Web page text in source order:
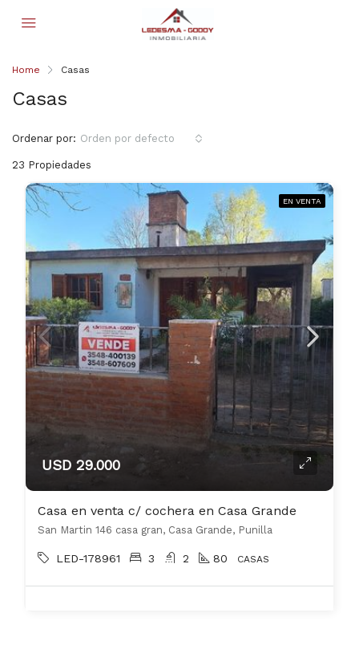
Home Casas
Casas
23 Propiedades
Ordenar por: Orden por defecto
EN VENTA
USD 29.000
Casa en venta c/ cochera en Casa Grande
San Martin 146 casa gran, Casa Grande, Punilla
LED-178961 3 2 80 CASAS